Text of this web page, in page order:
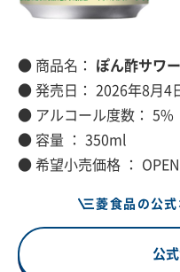
● 商品名： ぽん酢サワ
● 発売日：
● アルコール度数： 5%
● 容量 ： 350ml
● 希望小売価格 ： OPEN
三菱食品の公
公